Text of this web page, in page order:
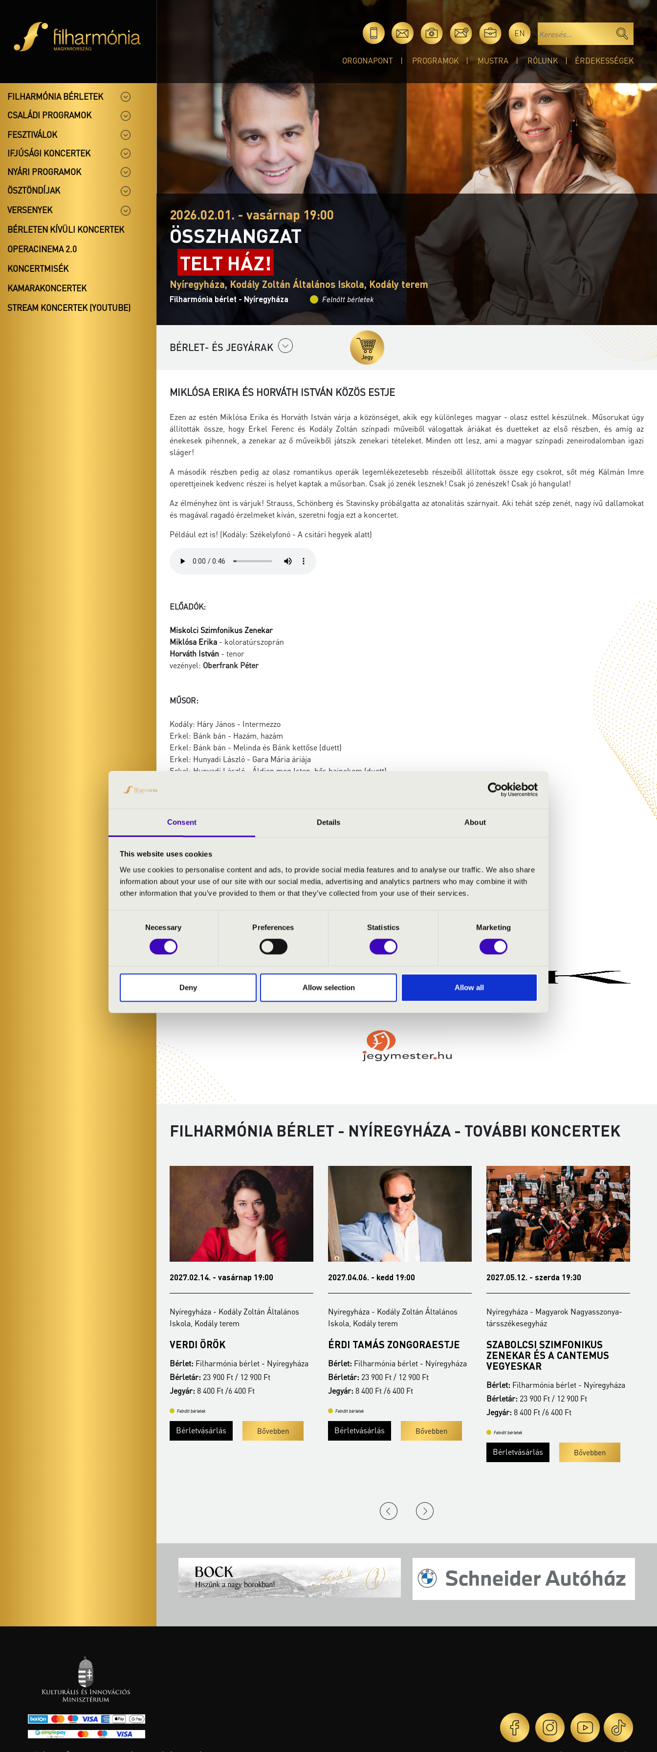
Consent Details About
This website uses cookies
We use cookies to personalise content and ads, to provide social media features and to analyse our traffic. We also share
information about your use of our site with our social media, advertising and analytics partners who may combine it with
other information that you’ve provided to them or that they’ve collected from your use of their services.
Necessary Preferences Statistics Marketing
Deny Allow selection Allow all
EN
ORGONAPONT PROGRAMOK MUSTRA RÓLUNK ÉRDEKESSÉGEK
FILHARMÓNIA BÉRLETEK
CSALÁDI PROGRAMOK
FESZTIVÁLOK
IFJÚSÁGI KONCERTEK
NYÁRI PROGRAMOK
ÖSZTÖNDÍJAK
VERSENYEK
BÉRLETEN KÍVÜLI KONCERTEK
OPERACINEMA 2.0
KONCERTMISÉK
KAMARAKONCERTEK
STREAM KONCERTEK (YOUTUBE)
2026.02.01. - vasárnap 19:00
ÖSSZHANGZAT
TELT HÁZ!
Nyíregyháza, Kodály Zoltán Általános Iskola, Kodály terem
Filharmónia bérlet - Nyíregyháza Felnőtt bérletek
BÉRLET- ÉS JEGYÁRAK
MIKLÓSA ERIKA ÉS HORVÁTH ISTVÁN KÖZÖS ESTJE
Ezen az estén Miklósa Erika és Horváth István várja a közönséget, akik egy különleges magyar - olasz esttel készülnek. Műsorukat úgy
állították össze, hogy Erkel Ferenc és Kodály Zoltán színpadi műveiből válogattak áriákat és duetteket az első részben, és amíg az
énekesek pihennek, a zenekar az ő műveikből játszik zenekari tételeket. Minden ott lesz, ami a magyar színpadi zeneirodalomban igazi
sláger!
A második részben pedig az olasz romantikus operák legemlékezetesebb részeiből állítottak össze egy csokrot, sőt még Kálmán Imre
operettjeinek kedvenc részei is helyet kaptak a műsorban. Csak jó zenék lesznek! Csak jó zenészek! Csak jó hangulat!
Az élményhez önt is várjuk! Strauss, Schönberg és Stavinsky próbálgatta az atonalitás szárnyait. Aki tehát szép zenét, nagy ívű dallamokat
és magával ragadó érzelmeket kíván, szeretni fogja ezt a koncertet.
Például ezt is! (Kodály: Székelyfonó - A csitári hegyek alatt)
ELŐADÓK:
Miskolci Szimfonikus Zenekar
Miklósa Erika - koloratúrszoprán
Horváth István - tenor
vezényel: Oberfrank Péter
MŰSOR:
Kodály: Háry János - Intermezzo
Erkel: Bánk bán - Hazám, hazám
Erkel: Bánk bán - Melinda és Bánk kettőse (duett)
Erkel: Hunyadi László - Gara Mária áriája
Erkel: Hunyadi László - Áldjon meg Isten, hős bajnokom (duett)
Verdi: La Traviata - Violetta nagyáriája
Puccini: Turandot - Nessun Dorma
Kálmán: Csárdáskirálynő - Sylvia belépője
Kálmán-Brammer-Grünwald: Cirkuszhercegnő - Mr. X belépője
Kálmán: Csárdáskirálynő - Álom, álom édes álom
Verdi: La Traviata - Brindisi
FILHARMÓNIA BÉRLET - NYÍREGYHÁZA - TOVÁBBI KONCERTEK
2027.02.14. - vasárnap 19:00
Nyíregyháza - Kodály Zoltán Általános
Iskola, Kodály terem
VERDI ÖRÖK
Bérlet: Filharmónia bérlet - Nyíregyháza
Bérletár: 23 900 Ft / 12 900 Ft
Jegyár: 8 400 Ft /6 400 Ft
Felnőtt bérletek
Bérletvásárlás Bővebben
2027.04.06. - kedd 19:00
Nyíregyháza - Kodály Zoltán Általános
Iskola, Kodály terem
ÉRDI TAMÁS ZONGORAESTJE
Bérlet: Filharmónia bérlet - Nyíregyháza
Bérletár: 23 900 Ft / 12 900 Ft
Jegyár: 8 400 Ft /6 400 Ft
Felnőtt bérletek
Bérletvásárlás Bővebben
2027.05.12. - szerda 19:30
Nyíregyháza - Magyarok Nagyasszonya-
társszékesegyház
SZABOLCSI SZIMFONIKUS
ZENEKAR ÉS A CANTEMUS
VEGYESKAR
Bérlet: Filharmónia bérlet - Nyíregyháza
Bérletár: 23 900 Ft / 12 900 Ft
Jegyár: 8 400 Ft /6 400 Ft
Felnőtt bérletek
Bérletvásárlás Bővebben